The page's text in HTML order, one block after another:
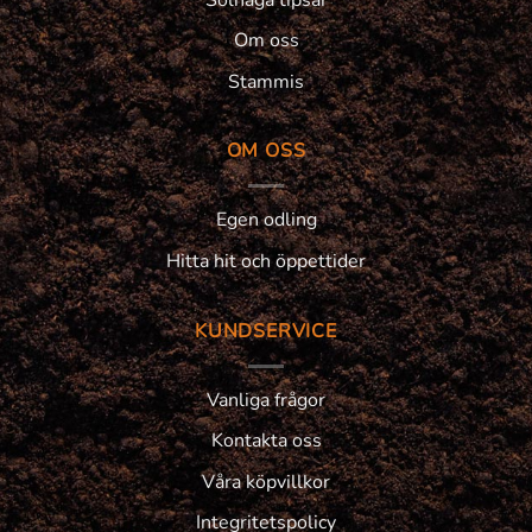
Om oss
Stammis
OM OSS
Egen odling
Hitta hit och öppettider
KUNDSERVICE
Vanliga frågor
Kontakta oss
Våra köpvillkor
Integritetspolicy